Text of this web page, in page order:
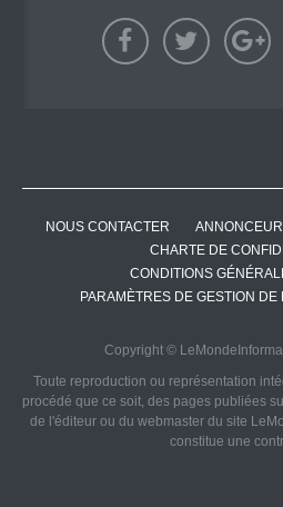
NOUS CONTACTER
CHARTE DE
CONDITIONS
PARAMÈTRES DE GESTION
Copyright ©
Toute reproduction ou représentation
procédé que ce soit, des pages publiées
de l'éditeur ou du webmaster du site
constitue une